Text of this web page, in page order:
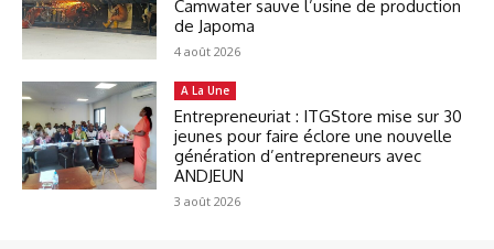
Camwater sauve l’usine de production
de Japoma
4 août 2026
A La Une
Entrepreneuriat : ITGStore mise sur 30
jeunes pour faire éclore une nouvelle
génération d’entrepreneurs avec
ANDJEUN
3 août 2026